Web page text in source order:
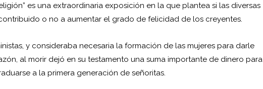
es una extraordinaria exposición en la que plantea si las diversas
o no a aumentar el grado de felicidad de los creyentes.
y consideraba necesaria la formación de las mujeres para darle
al morir dejó en su testamento una suma importante de dinero para
a la primera generación de señoritas.